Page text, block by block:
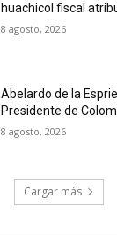
huachicol fiscal
8 agosto, 2026
Abelardo de la
Presidente de
8 agosto, 2026
Cargar más